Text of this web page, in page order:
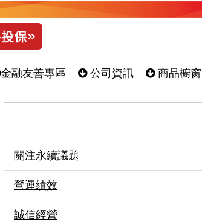
金融友善專區 公司資訊 商品櫥窗
關注永續議題
營運績效
誠信經營